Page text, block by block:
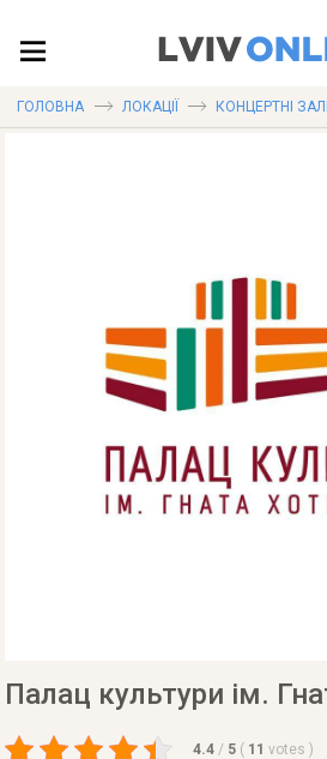
ГОЛОВНА ЛОКАЦІЇ КОНЦЕРТНІ
Палац культури ім.
4.4 / 5 ( 11 votes )